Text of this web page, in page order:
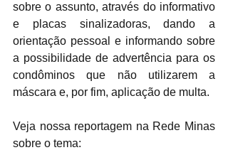
sobre o assunto, através do informativo
e placas sinalizadoras, dando a
orientação pessoal e informando sobre
a possibilidade de advertência para os
condôminos que não utilizarem a
máscara e, por fim, aplicação de multa.
Veja nossa reportagem na Rede Minas
sobre o tema: